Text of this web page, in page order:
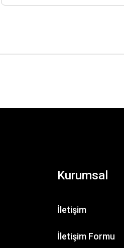
Kurumsal
İletişim
İletişim Formu